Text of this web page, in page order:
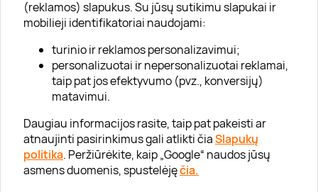
(reklamos) slapukus. Su jūsų sutikimu slapukai ir
mobilieji identifikatoriai naudojami:
turinio ir reklamos personalizavimui;
personalizuotai ir nepersonalizuotai reklamai,
taip pat jos efektyvumo (pvz., konversijų)
matavimui.
Daugiau informacijos rasite, taip pat pakeisti ar
atnaujinti pasirinkimus gali atlikti čiaSlapukų
politika. Peržiūrėkite, kaip „Google“ naudos jūsų
asmens duomenis, spustelėjęčia.
Karjera
Visi partneriai
Kontaktai
Tinklaraštis
Informacija